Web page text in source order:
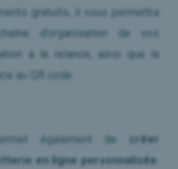
gratuits, il vous permettra
d’organisation de vos
à la relance, ainsi que la
au QR code.
également de créer
en ligne personnalisée